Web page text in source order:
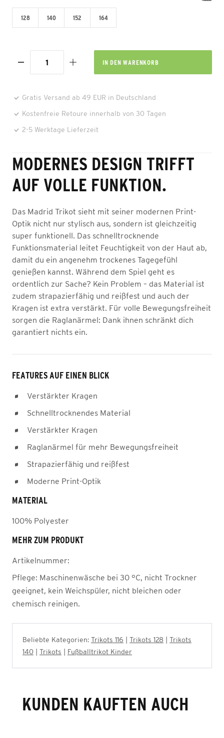
128 140 152 164
IN DEN WARENKORB
Gratis Versand ab 49 EUR in Deutschland
Kostenfreie Retoure innerhalb von 30 Tagen
2-5 Werktage Lieferzeit
MODERNES DESIGN TRIFFT
AUF VOLLE FUNKTION.
Das Madrid Trikot sieht mit seiner modernen Print-
Optik nicht nur stylisch aus, sondern ist gleichzeitig
super funktionell. Das schnelltrocknende
Funktionsmaterial leitet Feuchtigkeit von der Haut ab,
damit du ein angenehm trockenes Tagegefühl
genießen kannst. Während dem Spiel geht es
ordentlich zur Sache? Kein Problem – das Material ist
zudem strapazierfähig und reißfest und auch der
Kragen ist extra verstärkt. Für volle Bewegungsfreiheit
sorgen die Raglanärmel: Dank ihnen schränkt dich
garantiert nichts ein.
FEATURES AUF EINEN BLICK
Verstärkter Kragen
Schnelltrocknendes Material
Verstärkter Kragen
Raglanärmel für mehr Bewegungsfreiheit
Strapazierfähig und reißfest
Moderne Print-Optik
MATERIAL
100% Polyester
MEHR ZUM PRODUKT
Artikelnummer:
Pflege: Maschinenwäsche bei 30 °C, nicht Trockner
geeignet, kein Weichspüler, nicht bleichen oder
chemisch reinigen.
Beliebte Kategorien: Trikots 116 Trikots 128
Trikots
140
Trikots Fußballtrikot Kinder
KUNDEN KAUFTEN AUCH